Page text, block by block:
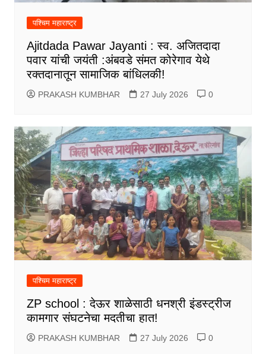
पश्चिम महाराष्ट्र
Ajitdada Pawar Jayanti : स्व. अजितदादा
पवार यांची जयंती :अंबवडे संमत कोरेगाव येथे
रक्तदानातून सामाजिक बांधिलकी!
PRAKASH KUMBHAR 27 July 2026 0
पश्चिम महाराष्ट्र
ZP school : देऊर शाळेसाठी धनश्री इंडस्ट्रीज
कामगार संघटनेचा मदतीचा हात!
PRAKASH KUMBHAR 27 July 2026 0